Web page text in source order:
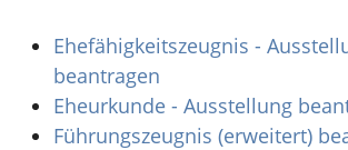
Ehefähigkeitszeugnis -
beantragen
Eheurkunde - Ausstellung
Führungszeugnis (erweitert)